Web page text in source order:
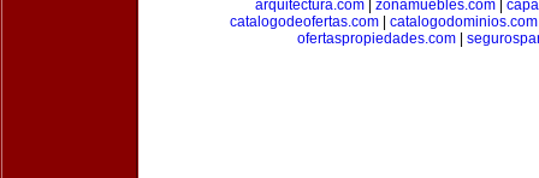
arquitectura.com
zonamuebles.com
catalogodeofertas.com| catalogodominios.com
ofertaspropiedades.com|